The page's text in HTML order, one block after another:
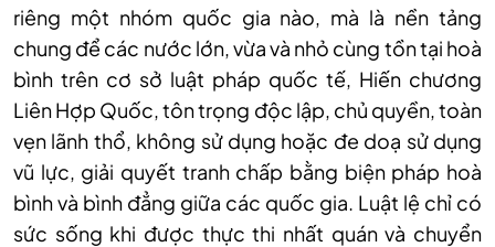
riêng một nhóm quốc gia nào, mà là nền tảng
chung để các nước lớn, vừa và nhỏ cùng tồn tại hoà
bình trên cơ sở luật pháp quốc tế, Hiến chương
Liên Hợp Quốc, tôn trọng độc lập, chủ quyền, toàn
vẹn lãnh thổ, không sử dụng hoặc đe doạ sử dụng
vũ lực, giải quyết tranh chấp bằng biện pháp hoà
bình và bình đẳng giữa các quốc gia. Luật lệ chỉ có
sức sống khi được thực thi nhất quán và chuyển